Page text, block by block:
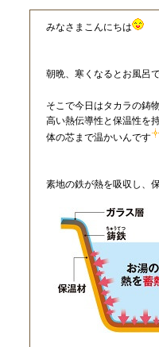
みなさまこんにちは
朝晩、寒くなるとお風呂
そこで今日はタカラの鋳
高い熱伝導性と保温性を
体の芯まで温かいんです
素地の鉄が熱を吸収し、